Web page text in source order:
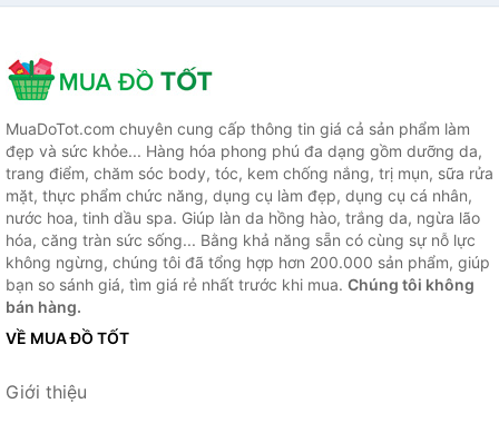
MuaDoTot.com chuyên cung cấp thông tin giá cả sản phẩm làm
đẹp và sức khỏe... Hàng hóa phong phú đa dạng gồm dưỡng da,
trang điểm, chăm sóc body, tóc, kem chống nắng, trị mụn, sữa rửa
mặt, thực phẩm chức năng, dụng cụ làm đẹp, dụng cụ cá nhân,
nước hoa, tinh dầu spa. Giúp làn da hồng hào, trắng da, ngừa lão
hóa, căng tràn sức sống... Bằng khả năng sẵn có cùng sự nỗ lực
không ngừng, chúng tôi đã tổng hợp hơn 200.000 sản phẩm, giúp
bạn so sánh giá, tìm giá rẻ nhất trước khi mua. Chúng tôi không
bán hàng.
VỀ MUA ĐỒ TỐT
Giới thiệu